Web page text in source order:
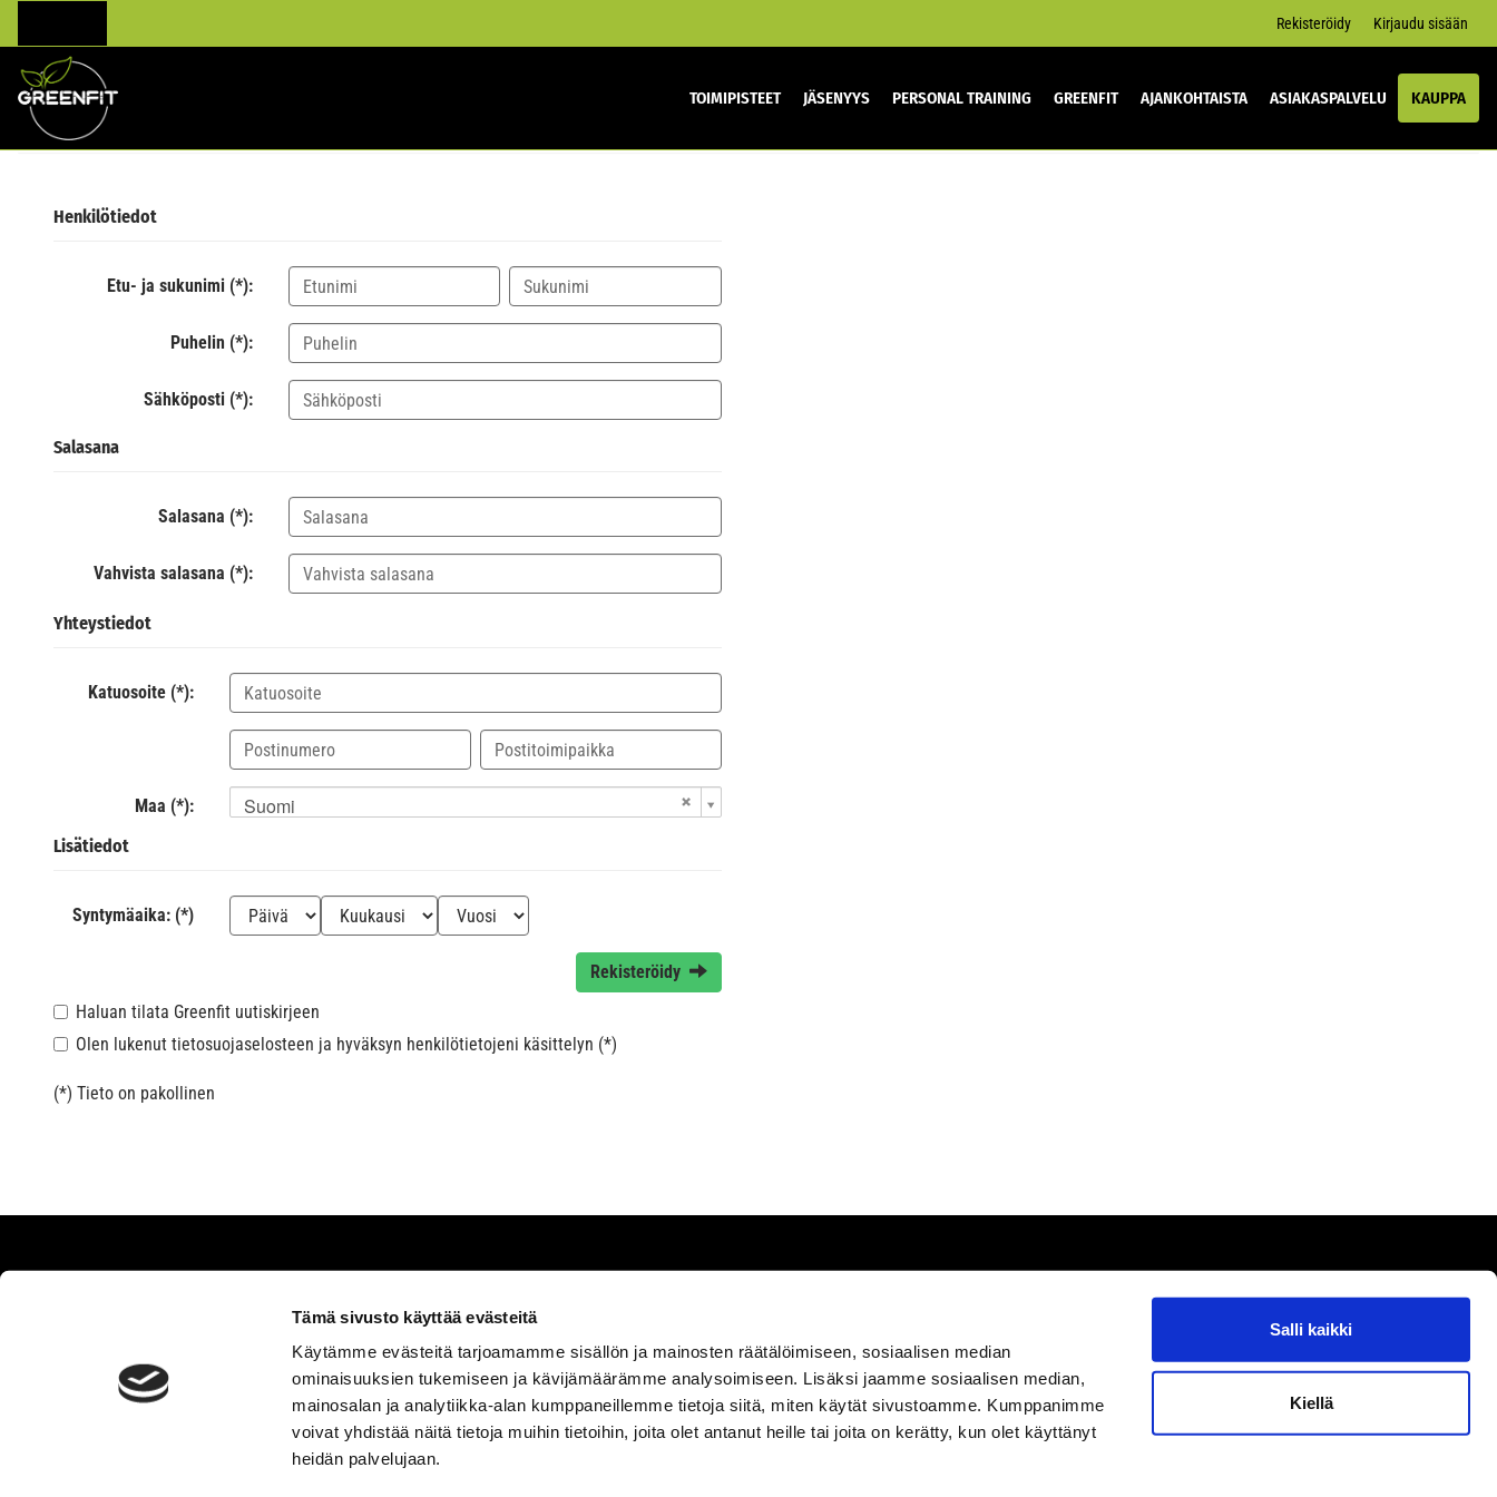
Tämä sivusto käyttää evästeitä
Käytämme evästeitä tarjoamamme sisällön ja mainosten räätälöimiseen, sosiaalisen median
ominaisuuksien tukemiseen ja kävijämäärämme analysoimiseen. Lisäksi jaamme sosiaalisen median,
mainosalan ja analytiikka-alan kumppaneillemme tietoja siitä, miten käytät sivustoamme. Kumppanimme
voivat yhdistää näitä tietoja muihin tietoihin, joita olet antanut heille tai joita on kerätty, kun olet käyttänyt
heidän palvelujaan.
Salli kaikki
Kiellä
Rekisteröidy Kirjaudu sisään
TOIMIPISTEET JÄSENYYS PERSONAL TRAINING GREENFIT AJANKOHTAISTA ASIAKASPALVELU KAUPPA
Henkilötiedot
Etu- ja sukunimi (*):
Puhelin (*):
Sähköposti (*):
Salasana
Salasana (*):
Vahvista salasana (*):
Yhteystiedot
Katuosoite (*):
Maa (*): Suomi
Lisätiedot
Syntymäaika: (*)
Rekisteröidy
Haluan tilata Greenfit uutiskirjeen
Olen lukenut tietosuojaselosteen ja hyväksyn henkilötietojeni käsittelyn (*)
(*) Tieto on pakollinen
Tietoa meistä
Personal training
Greenfit app
Muut palvelut
Ajankohtaista
Opi lisää